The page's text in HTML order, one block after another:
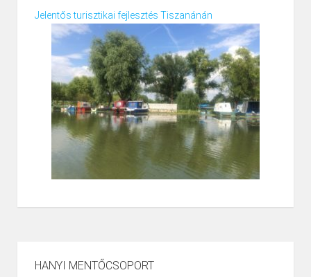
Jelentős turisztikai fejlesztés Tiszanánán
HANYI MENTŐCSOPORT